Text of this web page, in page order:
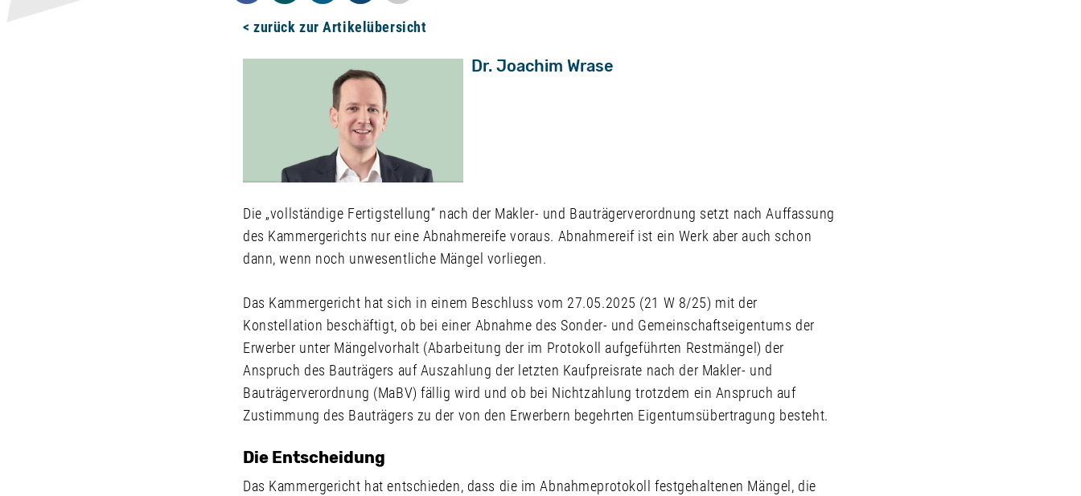
< zurück zur Artikelübersicht
Dr. Joachim Wrase
Die „vollständige Fertigstellung“ nach der Makler- und Bauträgerverordnung setzt nach Auffassung
des Kammergerichts nur eine Abnahmereife voraus. Abnahmereif ist ein Werk aber auch schon
dann, wenn noch unwesentliche Mängel vorliegen.
Das Kammergericht hat sich in einem Beschluss vom 27.05.2025 (21 W 8/25) mit der
Konstellation beschäftigt, ob bei einer Abnahme des Sonder- und Gemeinschaftseigentums der
Erwerber unter Mängelvorhalt (Abarbeitung der im Protokoll aufgeführten Restmängel) der
Anspruch des Bauträgers auf Auszahlung der letzten Kaufpreisrate nach der Makler- und
Bauträgerverordnung (MaBV) fällig wird und ob bei Nichtzahlung trotzdem ein Anspruch auf
Zustimmung des Bauträgers zu der von den Erwerbern begehrten Eigentumsübertragung besteht.
Die Entscheidung
Das Kammergericht hat entschieden, dass die im Abnahmeprotokoll festgehaltenen Mängel, die